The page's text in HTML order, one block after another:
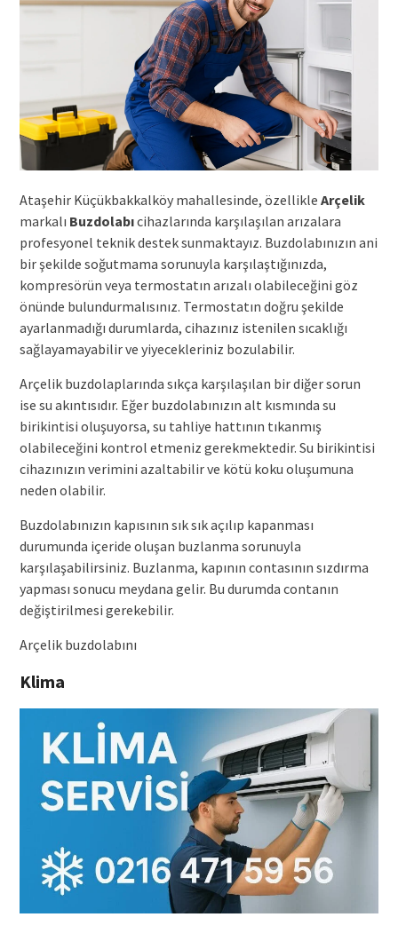
Ataşehir Küçükbakkalköy mahallesinde, özellikle Arçelik
markalı Buzdolabıcihazlarında karşılaşılan arızalara
profesyonel teknik destek sunmaktayız. Buzdolabınızın ani
bir şekilde soğutmama sorunuyla karşılaştığınızda,
kompresörün veya termostatın arızalı olabileceğini göz
önünde bulundurmalısınız. Termostatın doğru şekilde
ayarlanmadığı durumlarda, cihazınız istenilen sıcaklığı
sağlayamayabilir ve yiyecekleriniz bozulabilir.
Arçelik buzdolaplarında sıkça karşılaşılan bir diğer sorun
ise su akıntısıdır. Eğer buzdolabınızın alt kısmında su
birikintisi oluşuyorsa, su tahliye hattının tıkanmış
olabileceğini kontrol etmeniz gerekmektedir. Su birikintisi
cihazınızın verimini azaltabilir ve kötü koku oluşumuna
neden olabilir.
Buzdolabınızın kapısının sık sık açılıp kapanması
durumunda içeride oluşan buzlanma sorunuyla
karşılaşabilirsiniz. Buzlanma, kapının contasının sızdırma
yapması sonucu meydana gelir. Bu durumda contanın
değiştirilmesi gerekebilir.
Arçelik buzdolabını
Klima